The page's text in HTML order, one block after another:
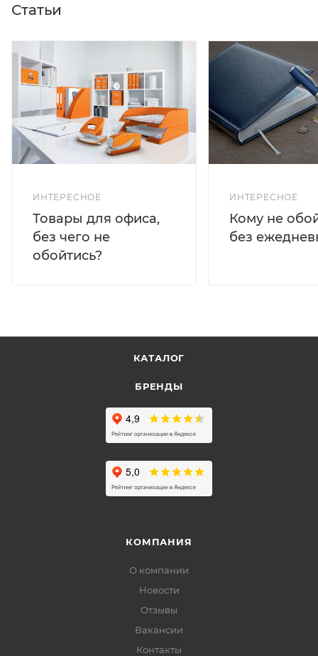
Статьи
ИНТЕРЕСНОЕ
Товары для офиса,
без чего не
обойтись?
ИНТЕРЕСНОЕ
Кому не
без
КАТАЛОГ
БРЕНДЫ
КОМПАНИЯ
О компании
Новости
Отзывы
Вакансии
Контакты